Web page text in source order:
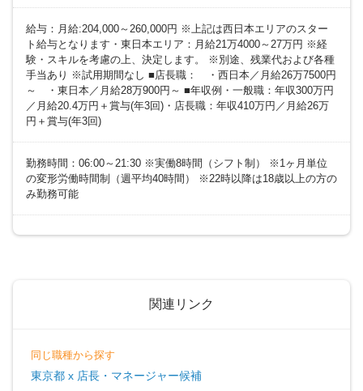
給与：月給:204,000～260,000円 ※上記は西日本エリアのスター
ト給与となります・東日本エリア：月給21万4000～27万円 ※経
験・スキルを考慮の上、決定します。 ※別途、残業代および各種
手当あり ※試用期間なし ■店長職： ・西日本／月給26万7500円
～ ・東日本／月給28万900円～ ■年収例・一般職：年収300万円
／月給20.4万円＋賞与(年3回)・店長職：年収410万円／月給26万
円＋賞与(年3回)
勤務時間：06:00～21:30 ※実働8時間（シフト制） ※1ヶ月単位
の変形労働時間制（週平均40時間） ※22時以降は18歳以上の方の
み勤務可能
関連リンク
同じ職種から探す
東京都 x 店長・マネージャー候補